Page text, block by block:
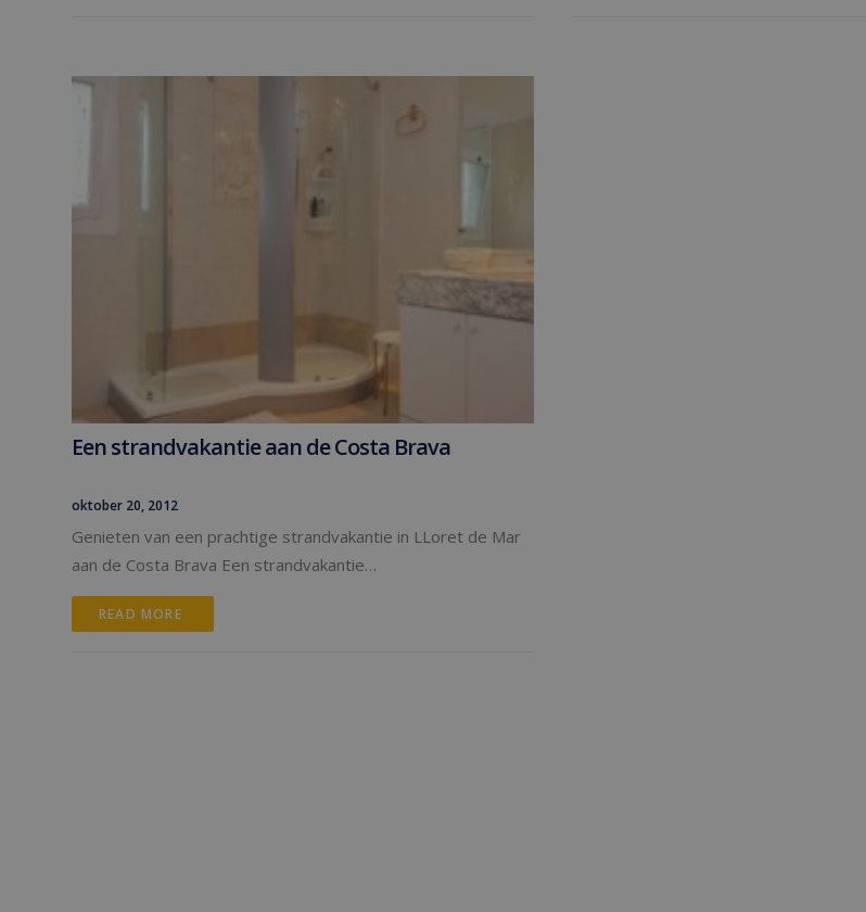
Een strandvakantie aan de Costa Brava
oktober 20, 2012
Genieten van een prachtige strandvakantie in LLoret de Mar
aan de Costa Brava Een strandvakantie…
READ MORE